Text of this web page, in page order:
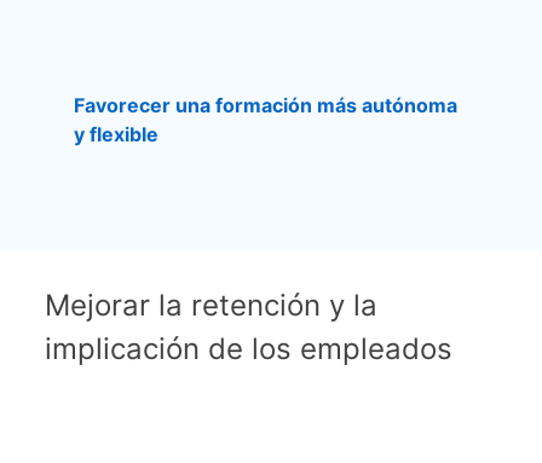
Favorecer una formación más autónoma
y flexible
Mejorar la retención y la
implicación de los empleados